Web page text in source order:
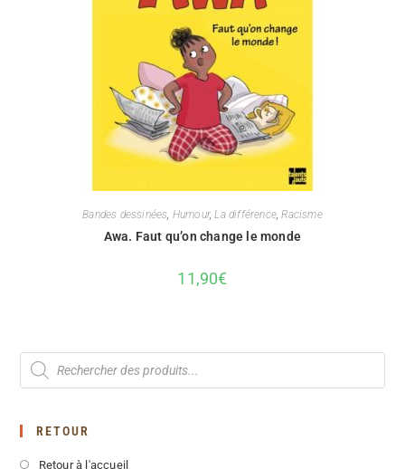
Bandes dessinées Humour,La différence ,Racisme
Awa. Faut qu’on change le monde
11,90€
RETOUR
Retour à l'accueil